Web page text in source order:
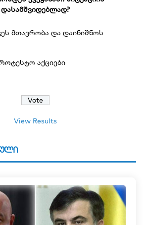
დასამშვიდებლად?
მთავრობა და დაინიშნოს
აქციები
View Results